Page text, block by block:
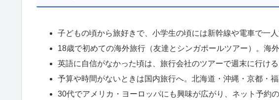
子どもの頃から旅好きで、小学生の頃には新幹線や電車で一
18歳で初めての海外旅行（友達とシンガポールツアー）。海
英語に自信がなかった頃は、旅行会社のツアーで週末に行け
予算や時間がないときは国内旅行へ。北海道・沖縄・京都・
30代でアメリカ・ヨーロッパにも興味が広がり、ネット予約